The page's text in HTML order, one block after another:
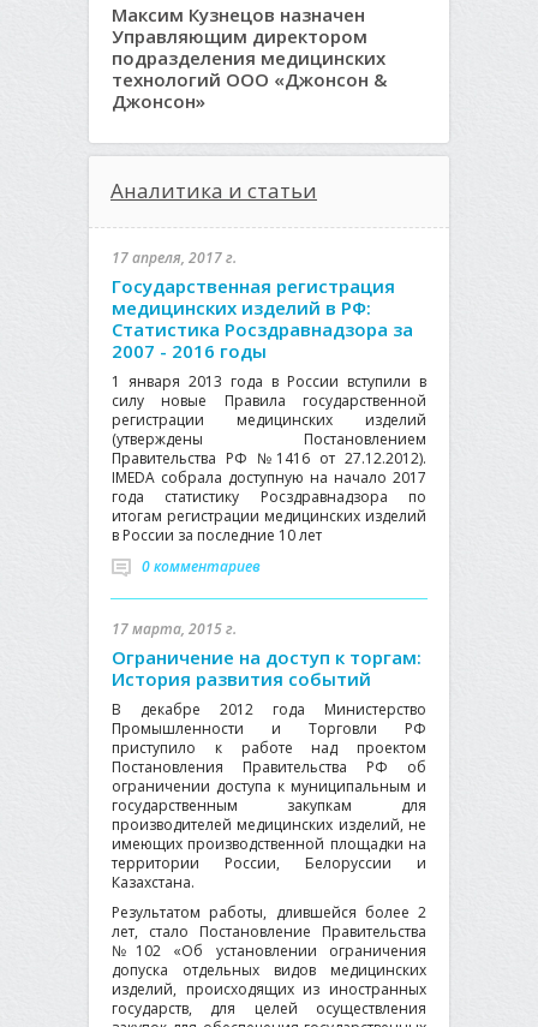
Максим Кузнецов назначен
Управляющим директором
подразделения медицинских
технологий ООО «Джонсон &
Джонсон»
Аналитика и статьи
17 апреля, 2017 г.
Государственная регистрация
медицинских изделий в РФ:
Статистика Росздравнадзора за
2007 - 2016 годы
1 января 2013 года в России вступили в
силу новые Правила государственной
регистрации медицинских изделий
(утверждены Постановлением
Правительства РФ №1416 от 27.12.2012).
IMEDA собрала доступную на начало 2017
года статистику Росздравнадзора по
итогам регистрации медицинских изделий
в России за последние 10 лет
0 комментариев
17 марта, 2015 г.
Ограничение на доступ к торгам:
История развития событий
В декабре 2012 года Министерство
Промышленности и Торговли РФ
приступило к работе над проектом
Постановления Правительства РФ об
ограничении доступа к муниципальным и
государственным закупкам для
производителей медицинских изделий, не
имеющих производственной площадки на
территории России, Белоруссии и
Казахстана.
Результатом работы, длившейся более 2
лет, стало Постановление Правительства
№102 «Об установлении ограничения
допуска отдельных видов медицинских
изделий, происходящих из иностранных
государств, для целей осуществления